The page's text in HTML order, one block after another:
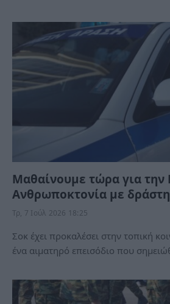
Μαθαίνουμε τώρα για την
Ανθρωποκτονία με
Τρ, 7 Ιούλ 2026 18:25
Σοκ έχει προκαλέσει στην τοπική
ένα αιματηρό επεισόδιο που